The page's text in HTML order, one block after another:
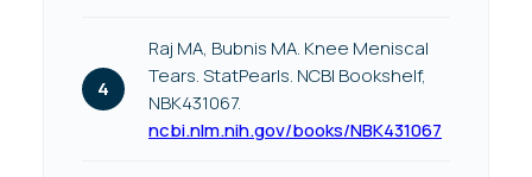
Raj MA, Bubnis MA. Knee Meniscal
Tears. StatPearls. NCBI Bookshelf,
NBK431067.
ncbi.nlm.nih.gov/books/NBK431067